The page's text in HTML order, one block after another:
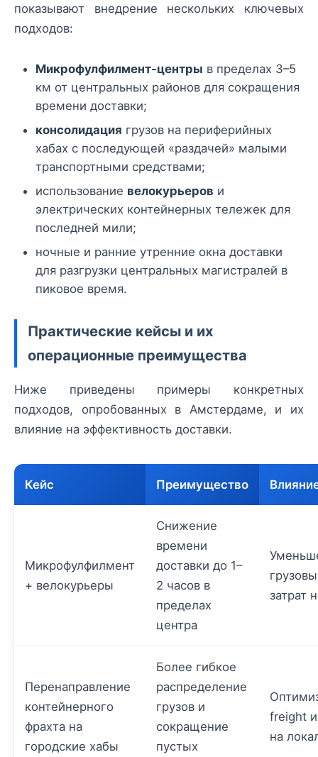
показывают внедрение нескольких ключевых
подходов:
Микрофулфилмент-центры в пределах 3–5
км от центральных районов для сокращения
времени доставки;
консолидация грузов на периферийных
хабах с последующей «раздачей» малыми
транспортными средствами;
использование велокурьеров и
электрических контейнерных тележек для
последней мили;
ночные и ранние утренние окна доставки
для разгрузки центральных магистралей в
пиковое время.
Практические кейсы и их
операционные преимущества
Ниже приведены примеры конкретных
подходов, опробованных в Амстердаме, и их
влияние на эффективность доставки.
Кейс Преимущество
Микрофулфилмент
+ велокурьеры
Снижение
времени
доставки до 1–
2 часов в
пределах
центра
затрат
Перенаправление
контейнерного
фрахта на
городские хабы
Более гибкое
распределение
грузов и
сокращение
пустых
freight
на